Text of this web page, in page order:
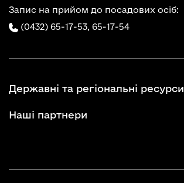
Запис на прийом до посадових осіб:
(0432) 65-17-53, 65-17-54
Державні та регіональні ресурси
Наші партнери